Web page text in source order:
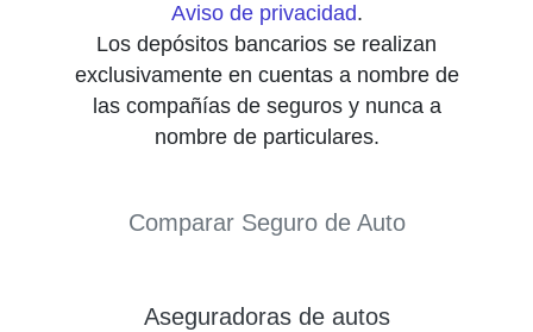
Aviso de privacidad.
Los depósitos bancarios se realizan
exclusivamente en cuentas a nombre de
las compañías de seguros y nunca a
nombre de particulares.
Comparar Seguro de Auto
Aseguradoras de autos